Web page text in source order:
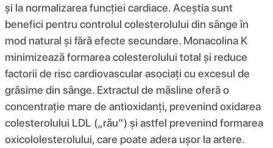
și la normalizarea funcției cardiace. Aceștia sunt
benefici pentru controlul colesterolului din sânge în
mod natural și fără efecte secundare. Monacolina K
minimizează formarea colesterolului total și reduce
factorii de risc cardiovascular asociați cu excesul de
grăsime din sânge. Extractul de măsline oferă o
concentrație mare de antioxidanți, prevenind oxidarea
colesterolului LDL („rău”) și astfel prevenind formarea
oxicololesterolului, care poate adera ușor la artere.